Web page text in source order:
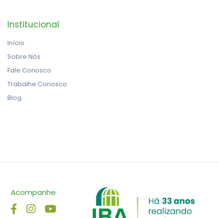
Institucional
Início
Sobre Nós
Fale Conosco
Trabalhe Conosco
Blog
Acompanhe